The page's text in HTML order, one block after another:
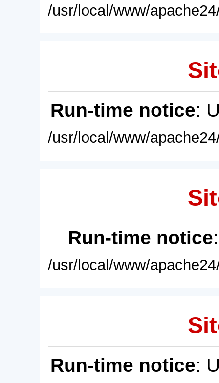
/usr/local/www/
Run-time notice:
/usr/local/www/
Run-time notice
/usr/local/www/
Run-time notice: